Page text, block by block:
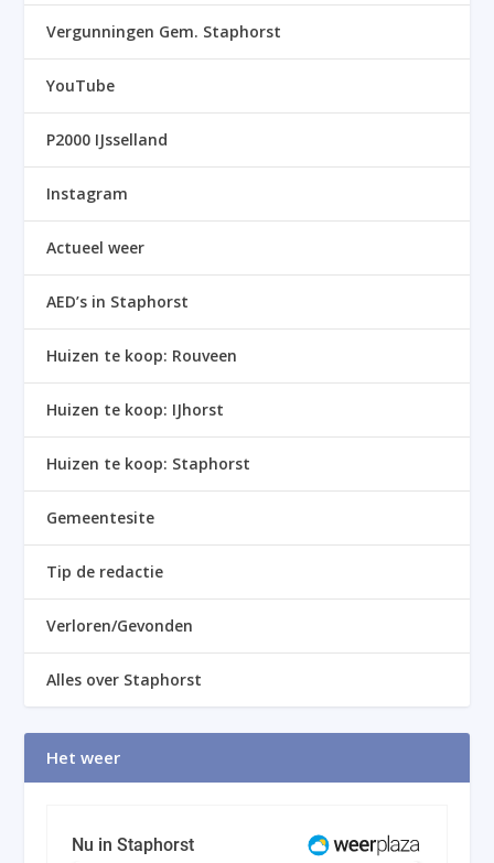
Vergunningen Gem. Staphorst
YouTube
P2000 IJsselland
Instagram
Actueel weer
AED’s in Staphorst
Huizen te koop: Rouveen
Huizen te koop: IJhorst
Huizen te koop: Staphorst
Gemeentesite
Tip de redactie
Verloren/Gevonden
Alles over Staphorst
Het weer